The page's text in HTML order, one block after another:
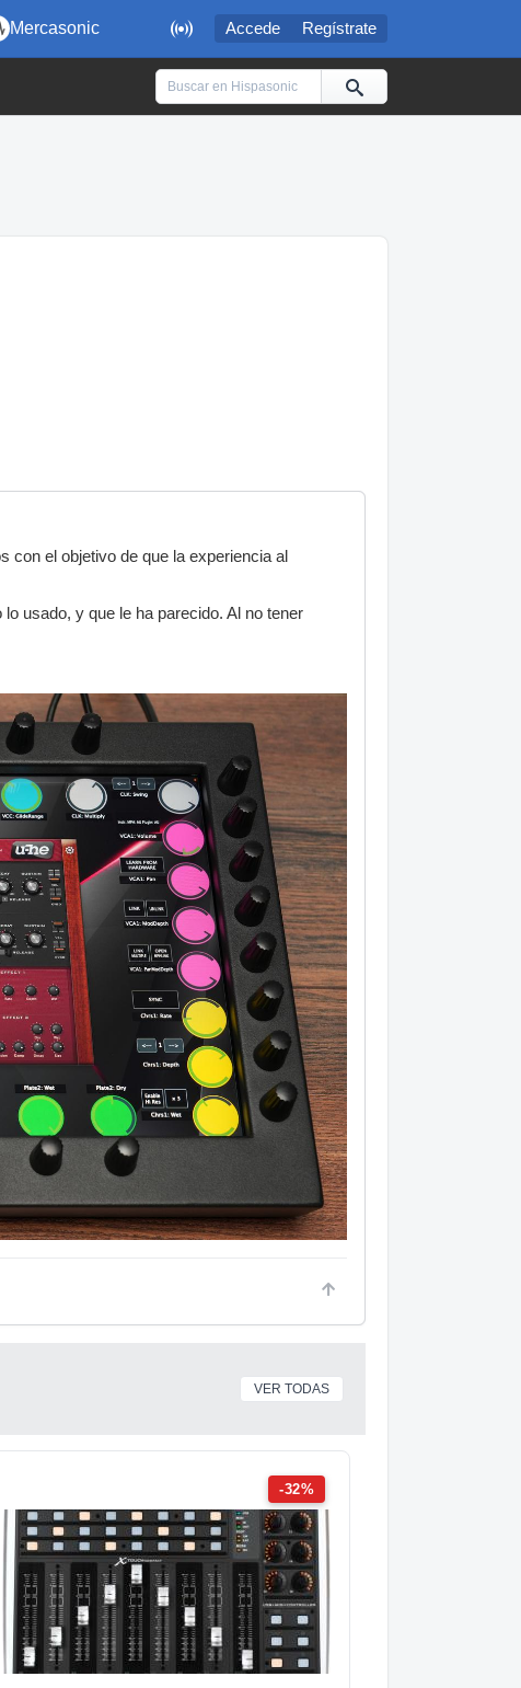
 Accede Regístrate
Mercasonic
con el objetivo de que la experiencia al
usado, y que le ha parecido. Al no tener
VER TODAS
-32%